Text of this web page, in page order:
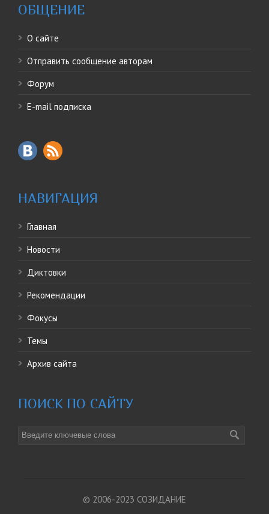
ОБЩЕНИЕ
О сайте
Отправить сообщение авторам
Форум
E-mail подписка
НАВИГАЦИЯ
Главная
Новости
Диктовки
Рекомендации
Фокусы
Темы
Архив сайта
ПОИСК ПО САЙТУ
© 2006-2023 СОЗИДАНИЕ